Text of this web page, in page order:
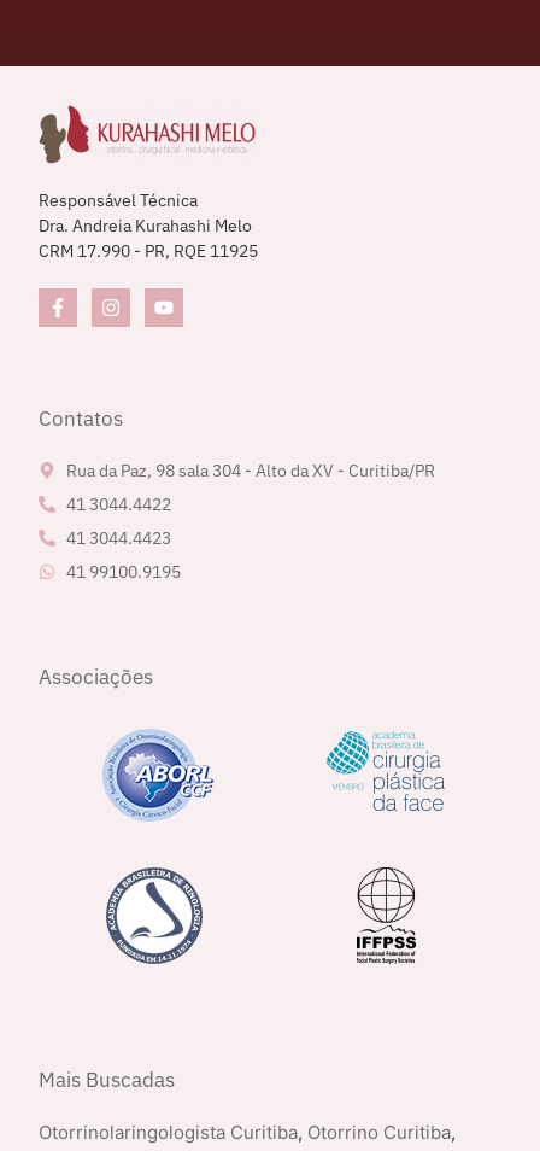
Responsável Técnica
Dra. Andreia Kurahashi Melo
CRM 17.990 - PR, RQE 11925
Contatos
Rua da Paz, 98 sala 304 - Alto da XV - Curitiba/PR
41 3044.4422
41 3044.4423
41 99100.9195
Associações
Mais Buscadas
Otorrinolaringologista Curitiba, Otorrino Curitiba,